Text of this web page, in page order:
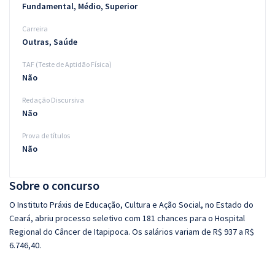
Sobre o concurso
O Instituto Práxis de Educação, Cultura e Ação Social, no Estado do
Ceará, abriu processo seletivo com 181 chances para o Hospital
Regional do Câncer de Itapipoca. Os salários variam de R$ 937 a R$
6.746,40.
Fundamental, Médio, Superior
Carreira
Outras, Saúde
TAF (Teste de Aptidão Física)
Não
Redação Discursiva
Não
Prova de títulos
Não